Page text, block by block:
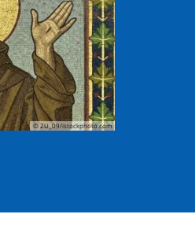
© ZU_09/istockphoto.com